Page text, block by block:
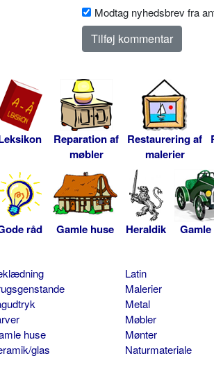
Modtag nyhedsbrev fra
Reparation af
møbler
Restaurering af
malerier
råd Gamle huse Heraldik
huse
glas
Latin
Malerier
Metal
Møbler
Mønter
Naturmateriale